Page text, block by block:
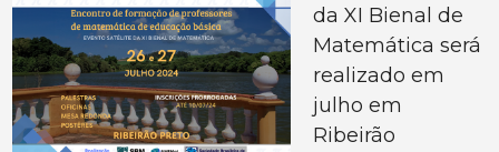
da XI Bienal de
Matemática será
realizado em
julho em
Ribeirão